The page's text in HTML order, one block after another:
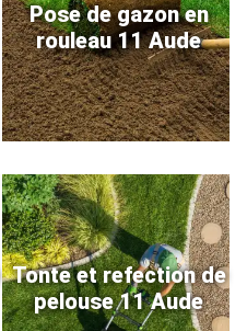
Pose de gazon en
rouleau 11 Aude
Tonte et refection de
pelouse 11 Aude